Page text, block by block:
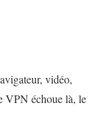
vidéo,
VPN échoue là, le